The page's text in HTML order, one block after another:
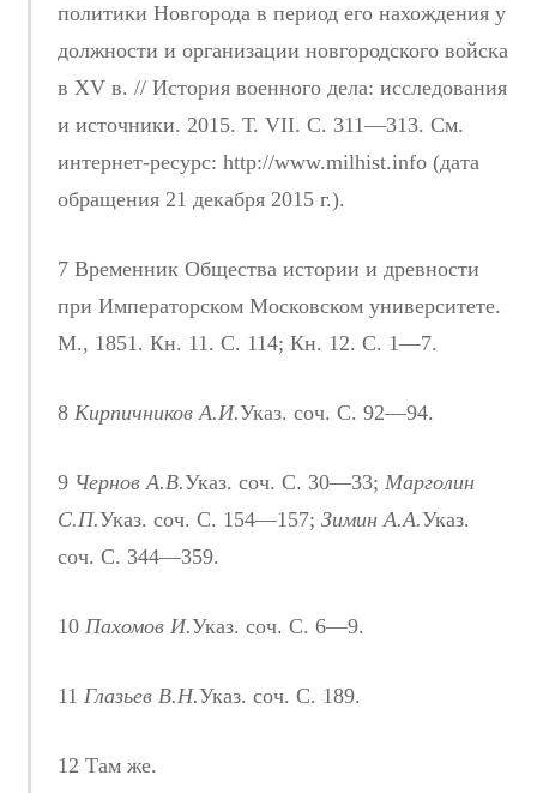
политики Новгорода в период его нахождения у
должности и организации новгородского войска
в XV в. // История военного дела: исследования
и источники. 2015. Т. VII. С. 311—313. См.
интернет-ресурс: http://www.milhist.info (дата
обращения 21 декабря 2015 г.).
7 Временник Общества истории и древности
при Императорском Московском университете.
М., 1851. Кн. 11. С. 114; Кн. 12. С. 1—7.
8 Кирпичников А.И.Указ. соч. С. 92—94.
9 Чернов А.В.Указ. соч. С. 30—33; Марголин
С.П.Указ. соч. С. 154—157; Зимин А.А.Указ.
соч. С. 344—359.
10 Пахомов И.Указ. соч. С. 6—9.
11 Глазьев В.Н.Указ. соч. С. 189.
12 Там же.